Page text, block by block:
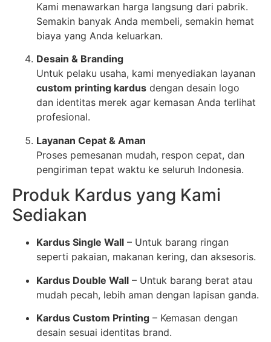
Kami menawarkan harga langsung dari pabrik.
Semakin banyak Anda membeli, semakin hemat
biaya yang Anda keluarkan.
Desain & Branding
Untuk pelaku usaha, kami menyediakan layanan
custom printing kardus dengan desain logo
dan identitas merek agar kemasan Anda terlihat
profesional.
Layanan Cepat & Aman
Proses pemesanan mudah, respon cepat, dan
pengiriman tepat waktu ke seluruh Indonesia.
Produk Kardus yang Kami
Sediakan
Kardus Single Wall – Untuk barang ringan
seperti pakaian, makanan kering, dan aksesoris.
Kardus Double Wall – Untuk barang berat atau
mudah pecah, lebih aman dengan lapisan ganda.
Kardus Custom Printing – Kemasan dengan
desain sesuai identitas brand.